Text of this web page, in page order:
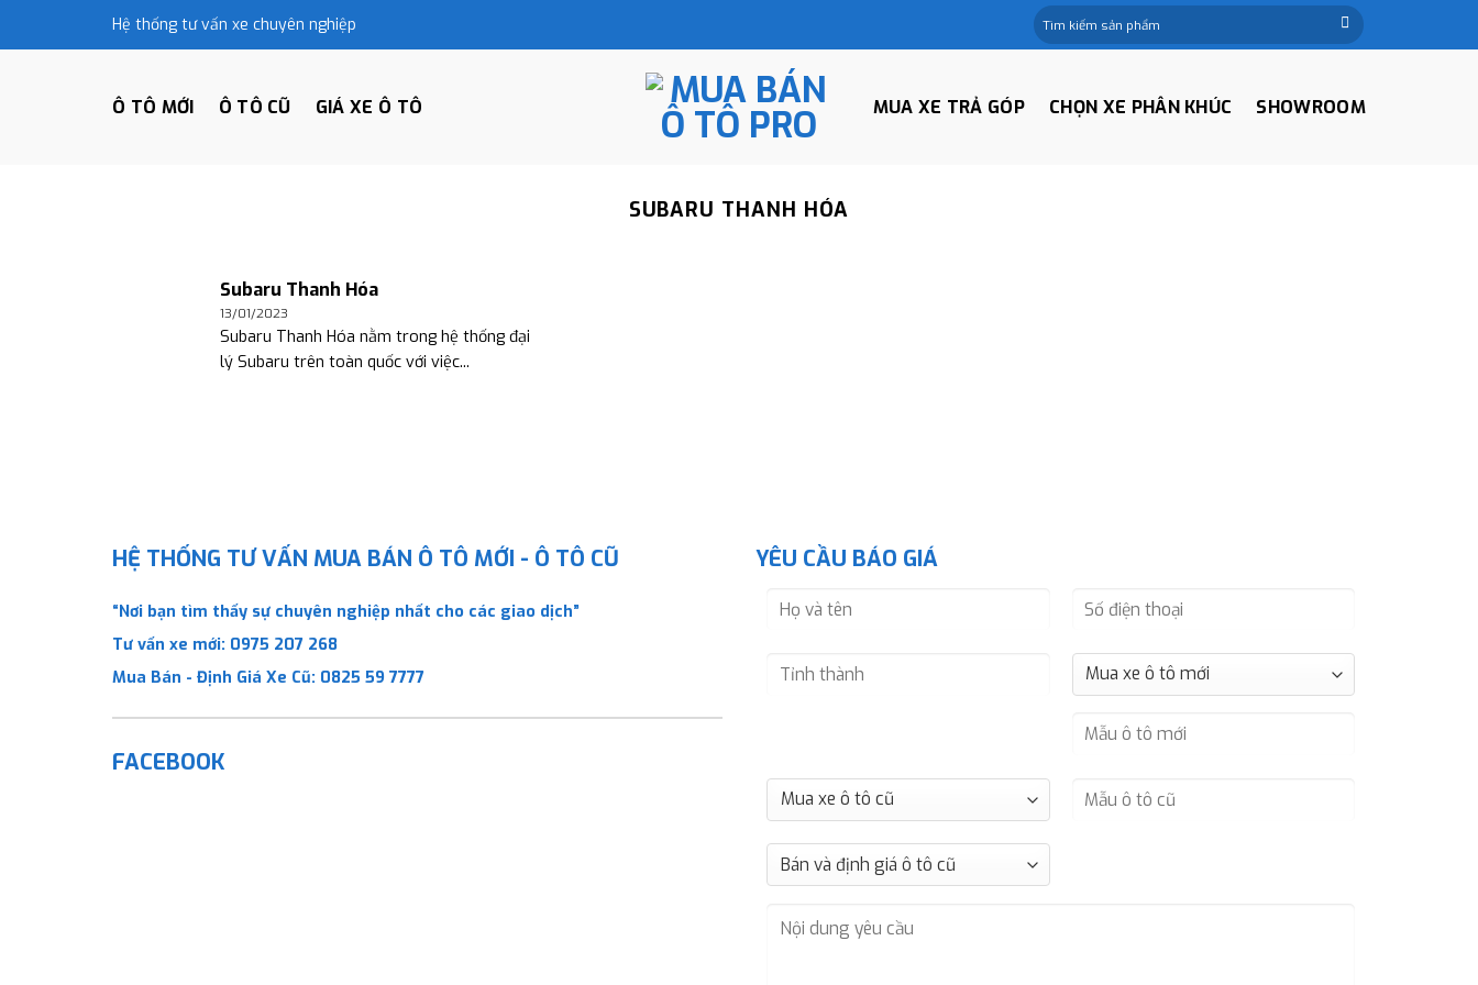
Hệ thống tư vấn xe chuyên nghiệp
Tìm
kiếm:
Ô TÔ MỚI Ô TÔ CŨ GIÁ XE Ô TÔ MUA XE TRẢ GÓP CHỌN XE PHÂN KHÚC SHOWROOM
SUBARU THANH HÓA
Subaru Thanh Hóa
13/01/2023
Subaru Thanh Hóa nằm trong hệ thống đại
lý Subaru trên toàn quốc với việc...
HỆ THỐNG TƯ VẤN MUA BÁN Ô TÔ MỚI - Ô TÔ CŨ
“Nơi bạn tìm thấy sự chuyên nghiệp nhất cho các giao dịch”
Tư vấn xe mới: 0975 207 268
Mua Bán - Định Giá Xe Cũ: 0825 59 7777
FACEBOOK
YÊU CẦU BÁO GIÁ